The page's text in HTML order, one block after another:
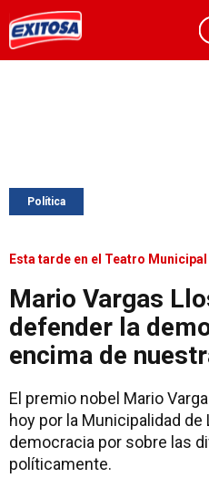
Política
Esta tarde en el Teatro Municipal
Mario Vargas
defender la
encima de
El premio nobel Mario
hoy por la Municipalidad
democracia por sobre las
políticamente.